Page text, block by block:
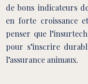
de bons indicateurs
en forte croissance
penser que
pour s’inscrire
l’assurance animaux.